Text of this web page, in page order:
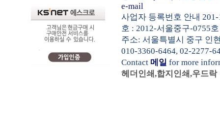
e-mail
사업자 등록번호 안내
호 : 2012-서울중구-0755호
주소: 서울특별시 중구 인
010-3360-6464, 02-2277-
Contact 메일 for more
헤더인쇄,합지인쇄,우드락